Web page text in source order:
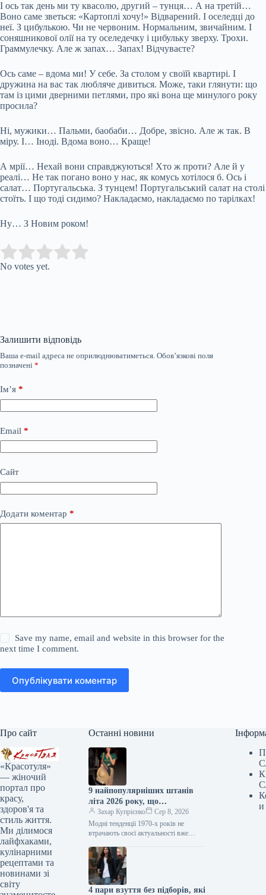
І ось так день ми ту квасолю, другий – тунця… А на третій…
Воно саме зветься: «Картоплі хочу!» Відварений. І оселедці до
неї. З цибулькою. Чи не червоним. Нормальним, звичайним. І
соняшникової олії на ту оселедечку і цибульку зверху. Трохи.
Граммулечку. Але ж запах… Запах! Відчуваєте?
Ось саме – вдома ми! У себе. За столом у своїй квартирі. І
дружина на вас так любляче дивиться. Може, таки глянути: що
там із цими дверними петлями, про які вона ще минулого року
просила?
Ні, мужики… Пальми, баобаби… Добре, звісно. Але ж так. В
міру. І… Іноді. Вдома воно… Краще!
А мрії… Нехай вони справджуються! Хто ж проти? Але й у
реалі… Не так погано воно у нас, як комусь хотілося б. Ось і
салат… Португальська. З тунцем! Португальський салат на столі
стоїть. І що тоді сидимо? Накладаємо, накладаємо по тарілках!
Ну… З Новим роком!
Rate this item:
No votes yet.
Залишити відповідь
Ваша e-mail адреса не оприлюднюватиметься. Обов’язкові поля
позначені *
Ім’я *
Email *
Сайт
Додати коментар *
Save my name, email and website in this browser for the
next time I comment.
Опублікувати коментар
Про сайт
«Красотуля»
— жіночий
портал про
красу,
здоров'я та
стиль життя.
Ми ділимося
лайфхаками,
кулінарними
рецептами та
новинами зі
світу
Останні новини
9 найпопулярніших штанів
літа 2026 року, що
повертаються з 1970-х
Захар Купрієнко
Сер 8, 2026
Модні тенденції 1970-х років не
втрачають своєї актуальності вже
особливо помітно завдяки штанам:
моделі,…
4 пари взуття без підборів, які
и